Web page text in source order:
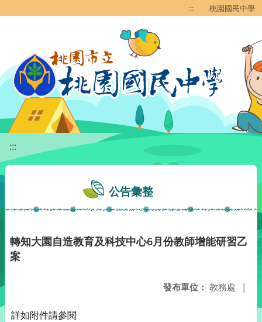
::: 桃園國民中學
:::
公告彙整
轉知大園自造教育及科技中心6月份教師增能研習乙
案
發布單位： 教務處 |
詳如附件請參閱